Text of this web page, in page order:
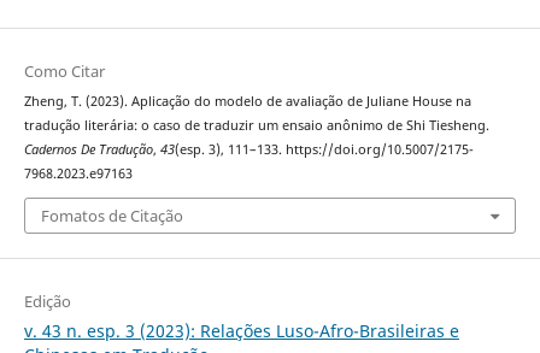
Como Citar
Zheng, T. (2023). Aplicação do modelo de avaliação de Juliane House na
tradução literária: o caso de traduzir um ensaio anônimo de Shi Tiesheng.
Cadernos De Tradução, 43(esp. 3), 111–133. https://doi.org/10.5007/2175-
7968.2023.e97163
Fomatos de Citação
Edição
v. 43 n. esp. 3 (2023): Relações Luso-Afro-Brasileiras e